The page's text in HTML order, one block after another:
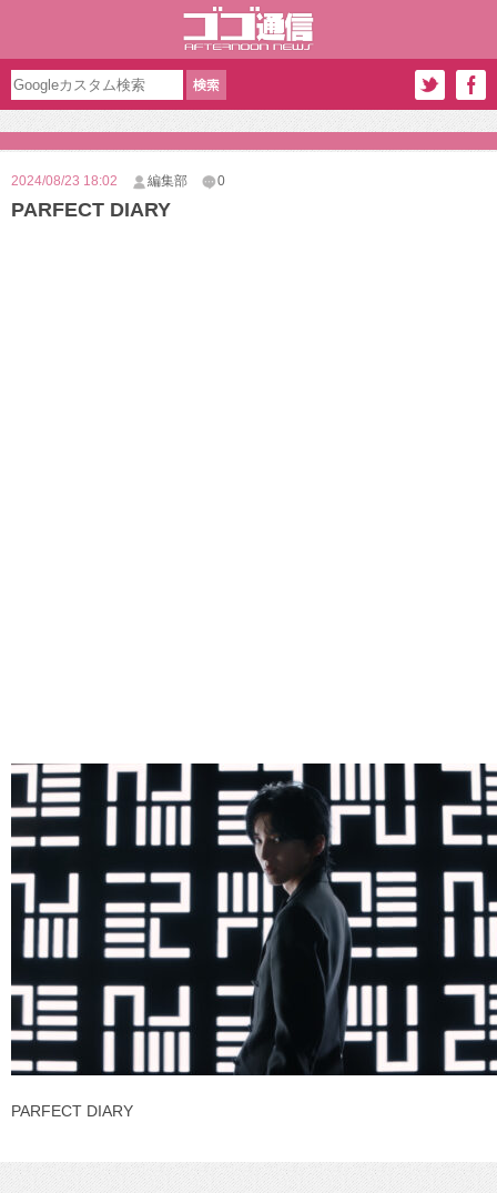
2024/08/23 18:02 編集部 0
PARFECT DIARY
PARFECT DIARY